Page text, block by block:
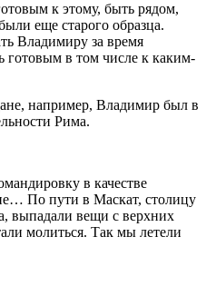
к этому, быть рядом,
еще старого образца.
Владимиру за время
готовым в том числе к каким-
например, Владимир был в
Рима.
в качестве
По пути в Маскат, столицу
выпадали вещи с верхних
молиться. Так мы летели